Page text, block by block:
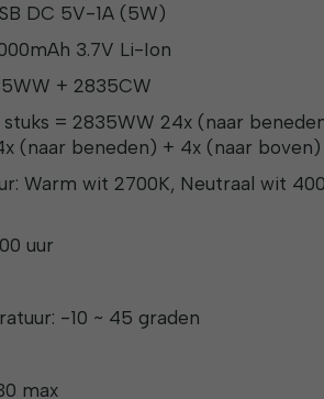
DC 5V-1A (5W)
3.7V Li-Ion
+ 2835CW
= 2835WW 24x (naar
(naar beneden) + 4x (naar boven)
Warm wit 2700K, Neutraal wit
uur
-10 ~ 45 graden
max